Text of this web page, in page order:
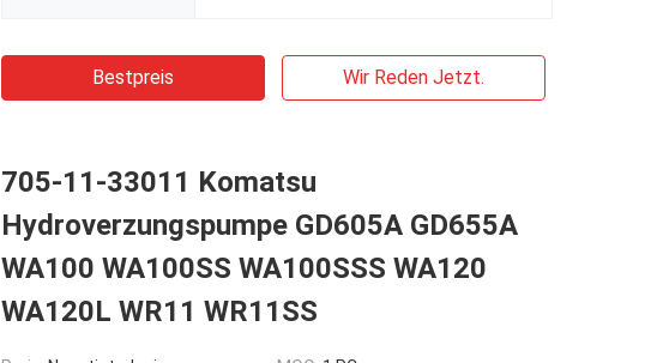
Bestpreis Wir Reden Jetzt.
705-11-33011 Komatsu
Hydroverzungspumpe GD605A GD655A
WA100 WA100SS WA100SSS WA120
WA120L WR11 WR11SS